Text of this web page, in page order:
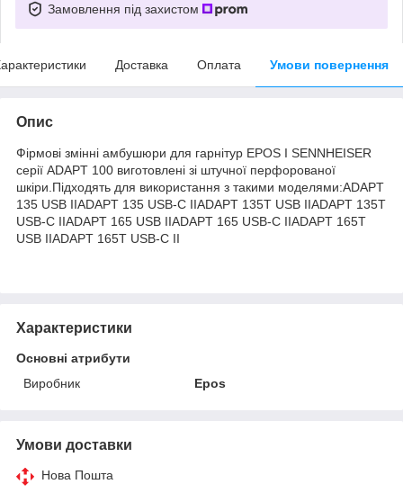
Замовлення під захистом
Доставка Оплата Умови повернення
Опис
Фірмові змінні амбушюри для гарнітур EPOS I SENNHEISER
серії ADAPT 100 виготовлені зі штучної перфорованої
шкіри.Підходять для використання з такими моделями:ADAPT
135 USB IIADAPT 135 USB-С IIADAPT 135T USB IIADAPT 135T
USB-C IIADAPT 165 USB IIADAPT 165 USB-С IIADAPT 165T
USB IIADAPT 165T USB-C II
Характеристики
Основні атрибути
Виробник
Epos
Умови доставки
Нова Пошта